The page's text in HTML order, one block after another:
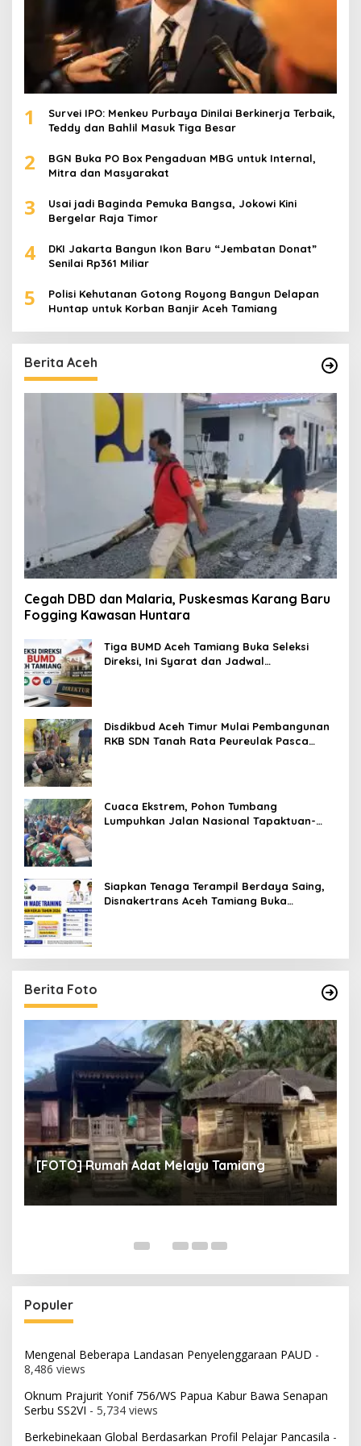
1
Survei IPO: Menkeu Purbaya Dinilai Berkinerja Terbaik,
Teddy dan Bahlil Masuk Tiga Besar
2
BGN Buka PO Box Pengaduan MBG untuk Internal,
Mitra dan Masyarakat
3
Usai jadi Baginda Pemuka Bangsa, Jokowi Kini
Bergelar Raja Timor
4
DKI Jakarta Bangun Ikon Baru “Jembatan Donat”
Senilai Rp361 Miliar
5
Polisi Kehutanan Gotong Royong Bangun Delapan
Huntap untuk Korban Banjir Aceh Tamiang
Berita Aceh
Cegah DBD dan Malaria, Puskesmas Karang Baru
Fogging Kawasan Huntara
Tiga BUMD Aceh Tamiang Buka Seleksi
Direksi, Ini Syarat dan Jadwal
Disdikbud Aceh Timur Mulai Pembangunan
RKB SDN Tanah Rata Peureulak Pasca
Cuaca Ekstrem, Pohon Tumbang
Lumpuhkan Jalan Nasional Tapaktuan-
Siapkan Tenaga Terampil Berdaya Saing,
Disnakertrans Aceh Tamiang Buka
Berita Foto
[FOTO] Rumah Adat Melayu Tamiang
Populer
Mengenal Beberapa Landasan Penyelenggaraan PAUD -
8,486 views
Oknum Prajurit Yonif 756/WS Papua Kabur Bawa Senapan
Serbu SS2VI - 5,734 views
Berkebinekaan Global Berdasarkan Profil Pelajar Pancasila -